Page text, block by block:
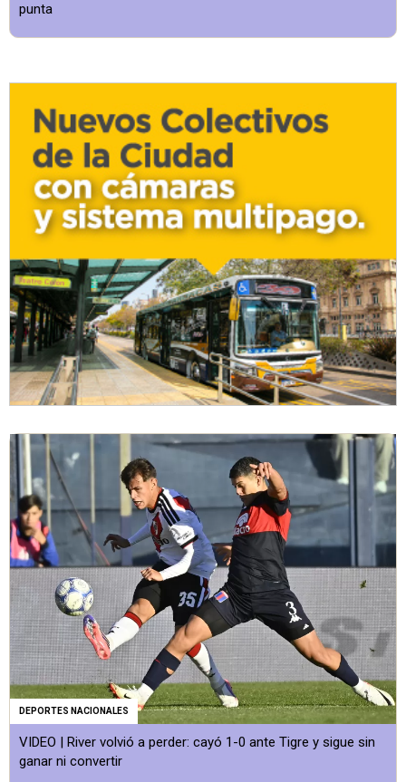
punta
DEPORTES NACIONALES
VIDEO | River volvió a perder: cayó 1-0 ante Tigre y sigue sin
ganar ni convertir